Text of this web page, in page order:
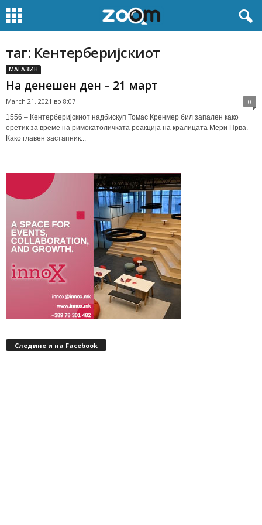
таг: Кентерберијскиот
МАГАЗИН
На денешен ден – 21 март
March 21, 2021 во 8:07 0
1556 – Кентерберијскиот надбискуп Томас Кренмер бил запален како
еретик за време на римокатоличката реакција на кралицата Мери Прва.
Како главен застапник...
Следине и на Facebook